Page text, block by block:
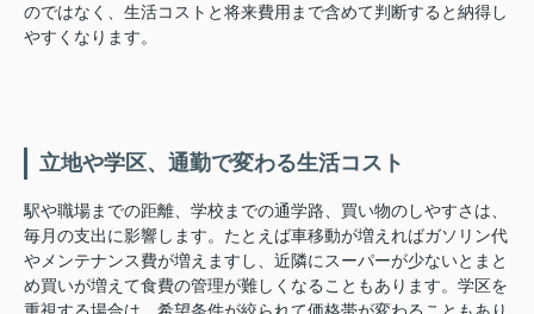
のではなく、生活コストと将来費用まで含めて判断すると納得し
やすくなります。
立地や学区、通勤で変わる生活コスト
駅や職場までの距離、学校までの通学路、買い物のしやすさは、
毎月の支出に影響します。たとえば車移動が増えればガソリン代
やメンテナンス費が増えますし、近隣にスーパーが少ないとまと
め買いが増えて食費の管理が難しくなることもあります。学区を
重視する場合は、希望条件が絞られて価格帯が変わることもあり